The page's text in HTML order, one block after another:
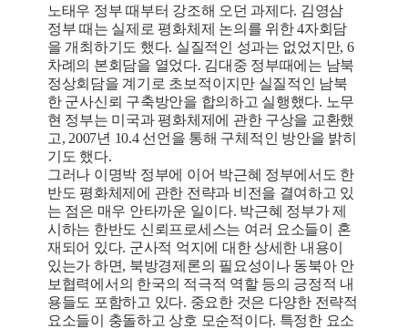
노태우 정부 때부터 강조해 오던 과제다. 김영삼
정부 때는 실제로 평화체제 논의를 위한 4자회담
을 개최하기도 했다. 실질적인 성과는 없었지만, 6
차례의 본회담을 열었다. 김대중 정부때에는 남북
정상회담을 계기로 초보적이지만 실질적인 남북
한 군사신뢰 구축방안을 합의하고 실행했다. 노무
현 정부는 미국과 평화체제에 관한 구상을 교환했
고, 2007년 10.4 선언을 통해 구체적인 방안을 밝히
기도 했다.
그러나 이명박 정부에 이어 박근혜 정부에서도 한
반도 평화체제에 관한 전략과 비전을 결여하고 있
는 점은 매우 안타까운 일이다. 박근혜 정부가 제
시하는 한반도 신뢰프로세스는 여러 요소들이 혼
재되어 있다. 군사적 억지에 대한 상세한 내용이
있는가 하면, 북방경제론의 필요성이나 동북아 안
보협력에서의 한국의 적극적 역할 등의 긍정적 내
용들도 포함하고 있다. 중요한 것은 다양한 전략적
요소들이 충돌하고 상호 모순적이다. 특정한 요소